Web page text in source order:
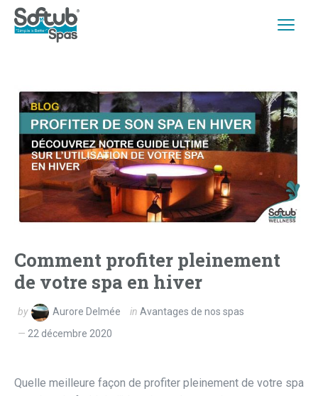
Comment profiter pleinement
de votre spa en hiver
by Aurore Delmée in Avantages de nos spas
22 décembre 2020
Quelle meilleure façon de profiter pleinement de votre spa